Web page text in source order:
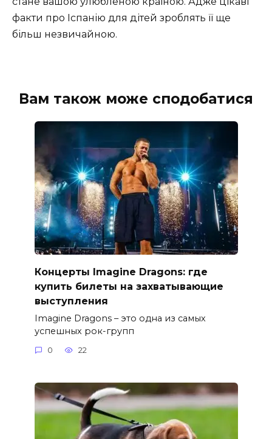
факти про Іспанію для дітей зроблять її ще
більш незвичайною.
Вам також може сподобатися
Концерты Imagine Dragons: где
купить билеты на захватывающие
выступления
Imagine Dragons – это одна из самых
успешных рок-групп
0 22